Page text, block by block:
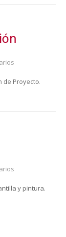
de Proyecto.
y pintura.